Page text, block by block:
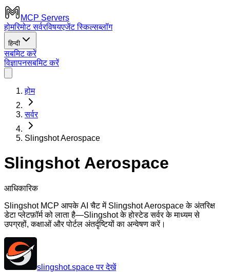
MCP Servers
होमरिमोट सर्वरविषयएजेंट स्किल्सब्लॉग
हिन्दी
सबमिट करें
विज्ञापनसबमिट करें
होम
सर्वर
Slingshot Aerospace
Slingshot Aerospace
आधिकारिक
Slingshot MCP आपके AI चैट में Slingshot Aerospace के अंतरिक्ष
डेटा प्लेटफ़ॉर्म को लाता है—Slingshot के होस्टेड सर्वर के माध्यम से
उपग्रहों, कक्षाओं और पोर्टल अंतर्दृष्टियों का अन्वेषण करें।
slingshot.space पर देखें